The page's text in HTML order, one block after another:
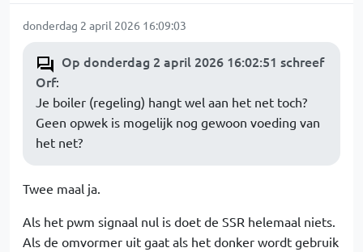
donderdag 2 april 2026 16:09:03
Op donderdag 2 april 2026 16:02:51 schreef
Orf:
Je boiler (regeling) hangt wel aan het net toch?
Geen opwek is mogelijk nog gewoon voeding van
het net?
Twee maal ja.
Als het pwm signaal nul is doet de SSR helemaal niets.
Als de omvormer uit gaat als het donker wordt gebruik